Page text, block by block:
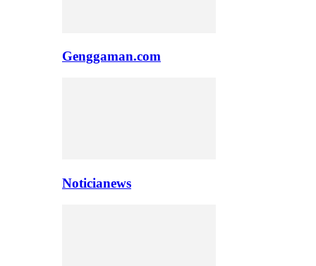
Genggaman.com
Noticianews